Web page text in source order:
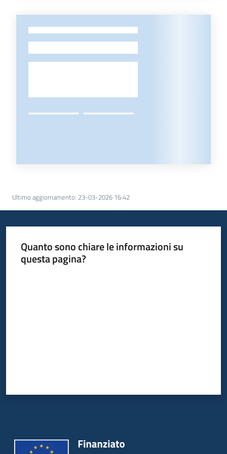
-
Ultimo aggiornamento: 23-03-2026 16:42
Quanto sono chiare le informazioni su
questa pagina?